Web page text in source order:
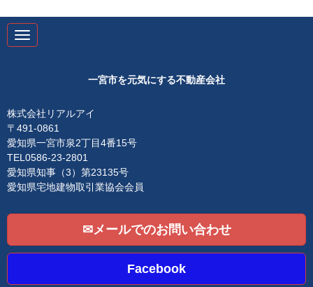
N
a
i
o
一宮市を元気にする不動産会社
株式会社リアルアイ
〒491-0861
愛知県一宮市泉2丁目4番15号
TEL0586-23-2801
愛知県知事（3）第23135号
愛知県宅地建物取引業協会会員
✉メールでのお問い合わせ
Facebook